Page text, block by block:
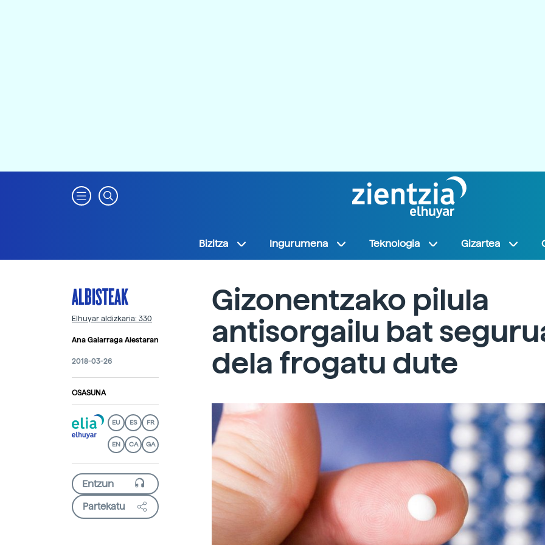
Bizitza Ingurumena Teknologia Gizartea
ALBISTEAK
Elhuyar aldizkaria: 330
Ana Galarraga Aiestaran
2018-03-26
OSASUNA
EU ES FR
EN CA GA
Partekatu
Gizonentzako pilula
antisorgailu bat
dela frogatu dute